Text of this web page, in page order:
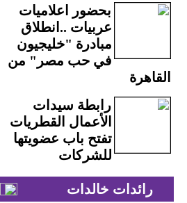
بحضور اعلاميات
عربيات ..انطلاق
مبادرة "خليجيون
في حب مصر" من
القاهرة
رابطة سيدات
الأعمال القطريات
تفتح باب عضويتها
للشركات
رائدات خالدات